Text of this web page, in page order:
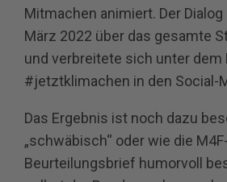
Mitmachen animiert. Der
März 2022 über das gesamte
und verbreitete sich unter dem
#jetztklimachen in den Social-
Das Ergebnis ist noch dazu
„schwäbisch“ oder wie die
Beurteilungsbrief humorvoll